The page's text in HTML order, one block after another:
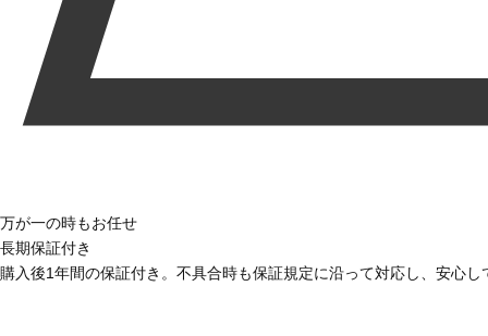
万が一の時もお任せ
長期保証付き
購入後1年間の保証付き。不具合時も保証規定に沿って対応し、安心